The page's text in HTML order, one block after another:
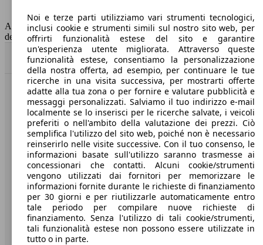
Capacità del serbatoio
60 l
AutoScout24 non si assume alcuna responsabilità per la correttezza
dei dati.
Torna su
Benvenuti su AutoScout24, il mercato auto europeo.
Società
A proposito di AutoScout24
Stampa
Media
Condizioni generali
Informazioni
Noi e terze parti utilizziamo vari strumenti tecnologici,
inclusi cookie e strumenti simili sul nostro sito web, per
offrirti funzionalità estese del sito e garantire
un'esperienza utente migliorata. Attraverso queste
funzionalità estese, consentiamo la personalizzazione
della nostra offerta, ad esempio, per continuare le tue
ricerche in una visita successiva, per mostrarti offerte
adatte alla tua zona o per fornire e valutare pubblicità e
messaggi personalizzati. Salviamo il tuo indirizzo e-mail
localmente se lo inserisci per le ricerche salvate, i veicoli
preferiti o nell'ambito della valutazione dei prezzi. Ciò
semplifica l'utilizzo del sito web, poiché non è necessario
reinserirlo nelle visite successive. Con il tuo consenso, le
informazioni basate sull'utilizzo saranno trasmesse ai
concessionari che contatti. Alcuni cookie/strumenti
vengono utilizzati dai fornitori per memorizzare le
informazioni fornite durante le richieste di finanziamento
per 30 giorni e per riutilizzarle automaticamente entro
tale periodo per compilare nuove richieste di
finanziamento. Senza l'utilizzo di tali cookie/strumenti,
tali funzionalità estese non possono essere utilizzate in
tutto o in parte.